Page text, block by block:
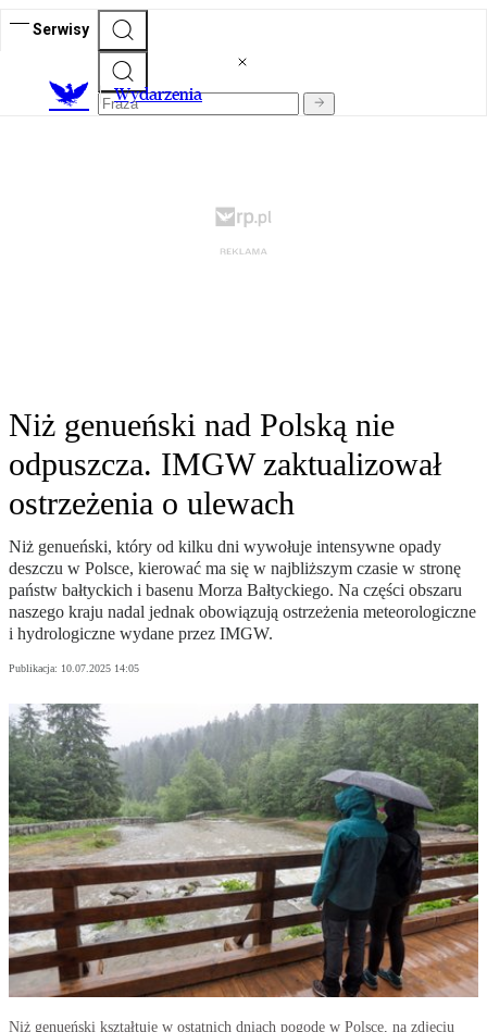
Serwisy
Wydarzenia
Niż genueński nad Polską nie
odpuszcza. IMGW zaktualizował
ostrzeżenia o ulewach
Niż genueński, który od kilku dni wywołuje intensywne opady
deszczu w Polsce, kierować ma się w najbliższym czasie w stronę
państw bałtyckich i basenu Morza Bałtyckiego. Na części obszaru
naszego kraju nadal jednak obowiązują ostrzeżenia meteorologiczne
i hydrologiczne wydane przez IMGW.
Publikacja: 10.07.2025 14:05
Niż genueński kształtuje w ostatnich dniach pogodę w Polsce, na zdjęciu